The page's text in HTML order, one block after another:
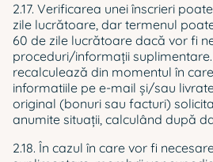
2.17. Verificarea unei înscrieri
zile lucrătoare, dar termenul
60 de zile lucrătoare dacă vor fi
proceduri/informații
recalculează din momentul în
informatiile pe e-mail și/sau
original (bonuri sau facturi)
anumite situații, calculând după
2.18. În cazul în care vor fi